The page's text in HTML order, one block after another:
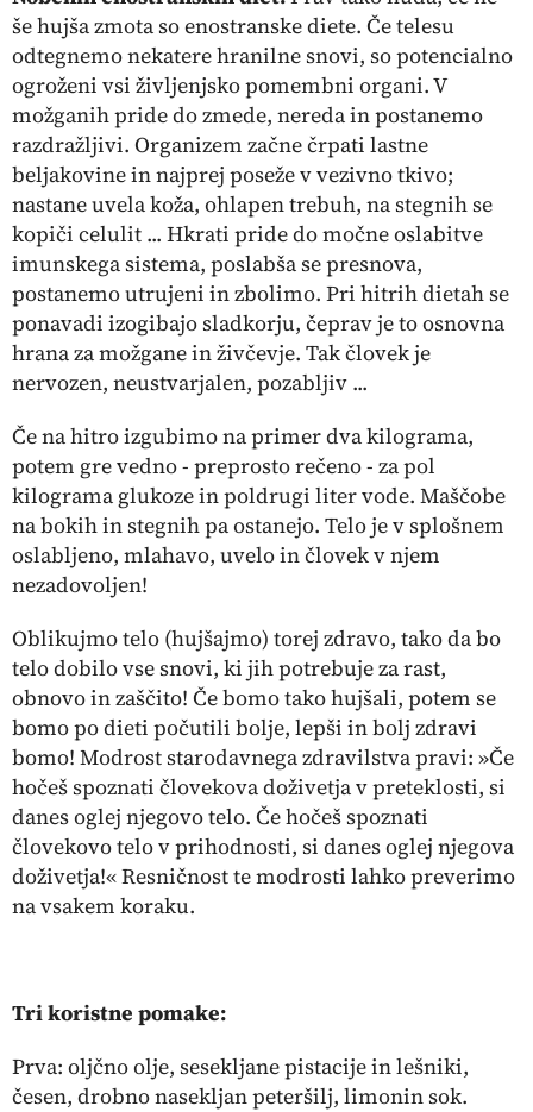
še hujša zmota so enostranske diete. Če telesu
odtegnemo nekatere hranilne snovi, so potencialno
ogroženi vsi življenjsko pomembni organi. V
možganih pride do zmede, nereda in postanemo
razdražljivi. Organizem začne črpati lastne
beljakovine in najprej poseže v vezivno tkivo;
nastane uvela koža, ohlapen trebuh, na stegnih se
kopiči celulit ... Hkrati pride do močne oslabitve
imunskega sistema, poslabša se presnova,
postanemo utrujeni in zbolimo. Pri hitrih dietah se
ponavadi izogibajo sladkorju, čeprav je to osnovna
hrana za možgane in živčevje. Tak človek je
nervozen, neustvarjalen, pozabljiv ...
Če na hitro izgubimo na primer dva kilograma,
potem gre vedno - preprosto rečeno - za pol
kilograma glukoze in poldrugi liter vode. Maščobe
na bokih in stegnih pa ostanejo. Telo je v splošnem
oslabljeno, mlahavo, uvelo in človek v njem
nezadovoljen!
Oblikujmo telo (hujšajmo) torej zdravo, tako da bo
telo dobilo vse snovi, ki jih potrebuje za rast,
obnovo in zaščito! Če bomo tako hujšali, potem se
bomo po dieti počutili bolje, lepši in bolj zdravi
bomo! Modrost starodavnega zdravilstva pravi: »Če
hočeš spoznati človekova doživetja v preteklosti, si
danes oglej njegovo telo. Če hočeš spoznati
človekovo telo v prihodnosti, si danes oglej njegova
doživetja!« Resničnost te modrosti lahko preverimo
na vsakem koraku.
Tri koristne pomake:
Prva: oljčno olje, sesekljane pistacije in lešniki,
česen, drobno nasekljan peteršilj, limonin sok.